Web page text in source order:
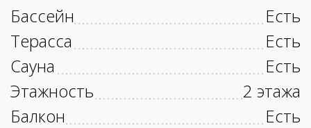
Бассейн
Есть
Терасса
Есть
Сауна
Есть
Этажность
2 этажа
Балкон
Есть